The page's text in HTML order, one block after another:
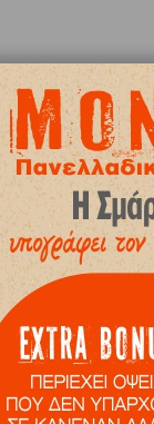
και
της
ο
στον
ζωή και την
άγχος σας,
αρνητικά
να